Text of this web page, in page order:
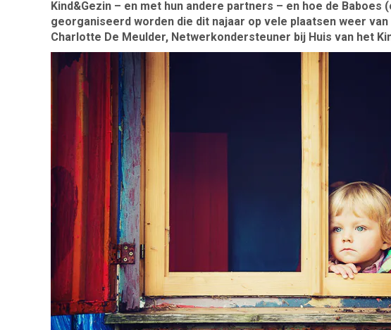
Kind&Gezin – en met hun andere partners – en hoe de
georganiseerd worden die dit najaar op vele plaatsen weer
Charlotte De Meulder, Netwerkondersteuner bij Huis van het